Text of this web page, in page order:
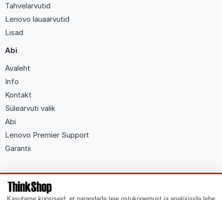
Tahvelarvutid
Lenovo lauaarvutid
Lisad
Abi
Avaleht
Info
Kontakt
Sülearvuti valik
Abi
Lenovo Premier Support
Garantii